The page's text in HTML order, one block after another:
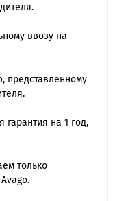
ввозу на
представленному
на 1 год,
только